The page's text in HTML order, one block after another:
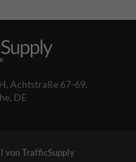
Achtstraße 67-69,
DE
von TrafficSupply